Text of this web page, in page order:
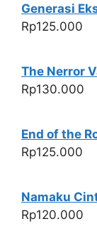
Generasi
Rp125.000
The Nerror
Rp130.000
End of the
Rp125.000
Namaku
Rp120.000